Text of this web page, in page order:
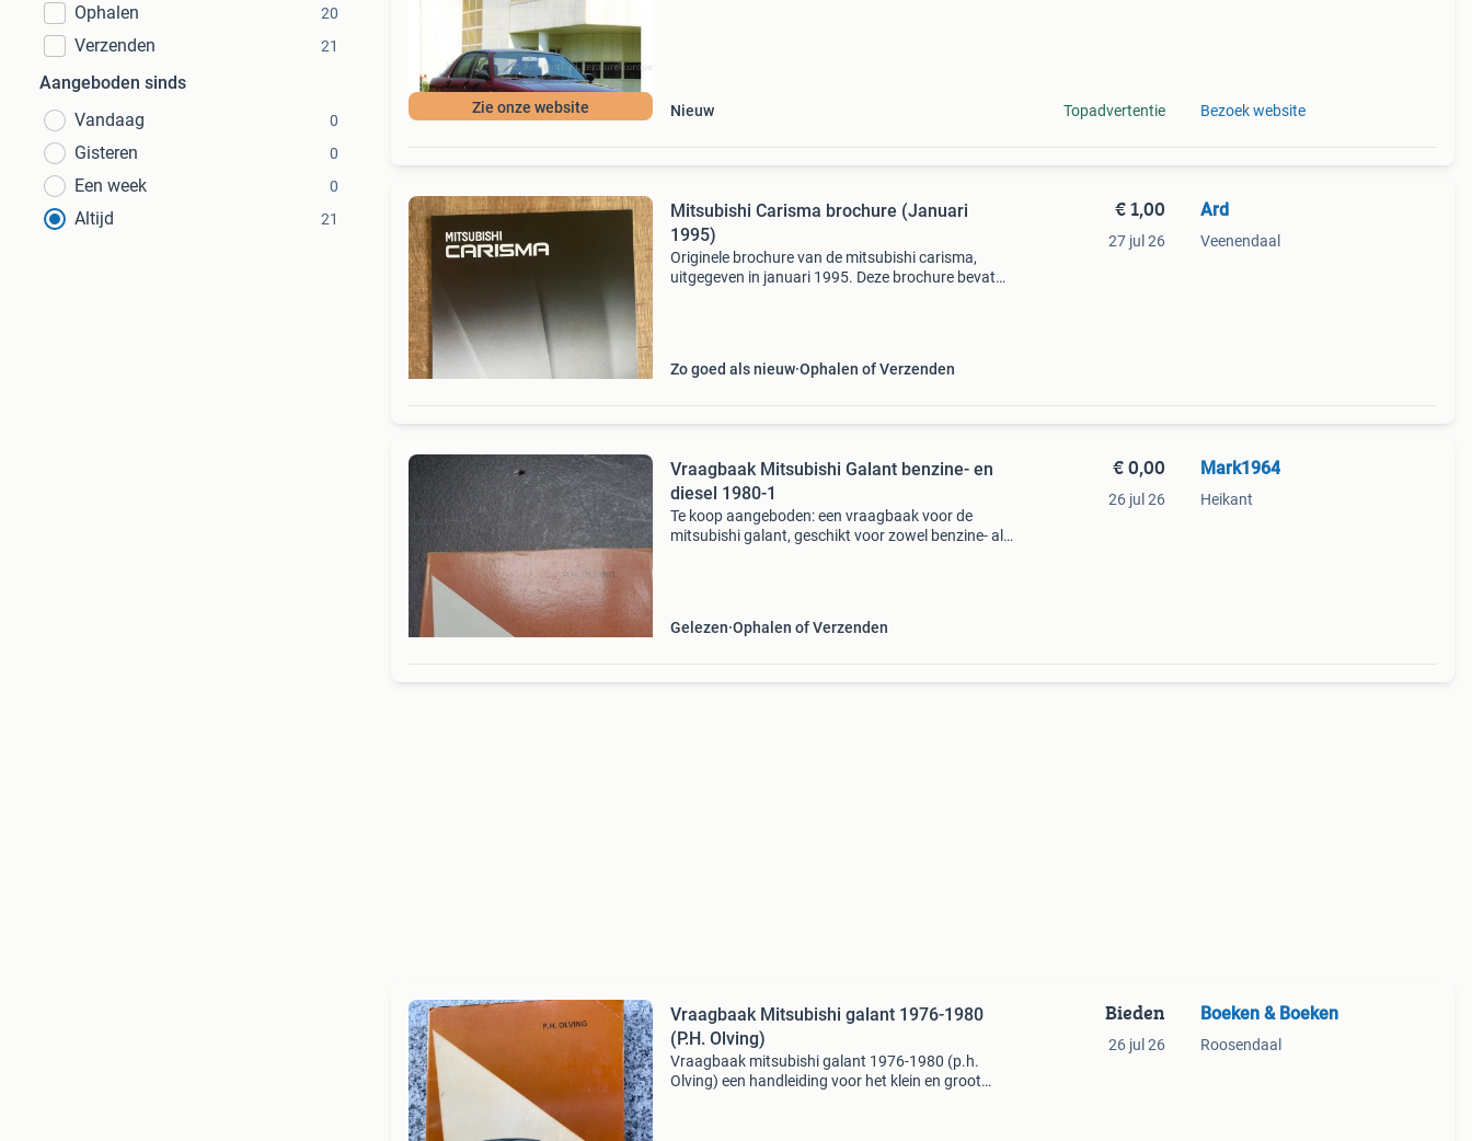
Ophalen
20
Verzenden 21
Aangeboden sinds
Vandaag
0
Gisteren 0
Een week 0
Altijd 21
Zie onze website Nieuw Topadvertentie Bezoek website
Mitsubishi Carisma brochure (Januari
1995)
Originele brochure van de mitsubishi carisma,
uitgegeven in januari 1995. Deze brochure bevat
Zo goed als nieuw Ophalen of Verzenden
€ 1,00
27 jul 26
Ard
Veenendaal
Vraagbaak Mitsubishi Galant benzine- en
diesel 1980-1
Te koop aangeboden: een vraagbaak voor de
mitsubishi galant, geschikt voor zowel benzine- als
Gelezen Ophalen of Verzenden
€ 0,00
26 jul 26
Mark1964
Heikant
Vraagbaak Mitsubishi galant 1976-1980
(P.H. Olving)
Vraagbaak mitsubishi galant 1976-1980 (p.h.
Olving) een handleiding voor het klein en groot
Bieden
26 jul 26
Boeken & Boeken
Roosendaal